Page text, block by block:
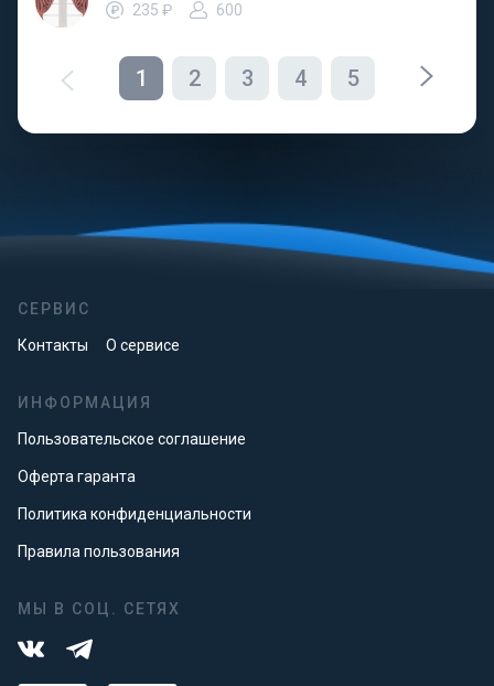
235 ₽
600
1 2 3 4 5
СЕРВИС
Контакты О сервисе
ИНФОРМАЦИЯ
Пользовательское соглашение
Оферта гаранта
Политика конфиденциальности
Правила пользования
МЫ В СОЦ. СЕТЯХ